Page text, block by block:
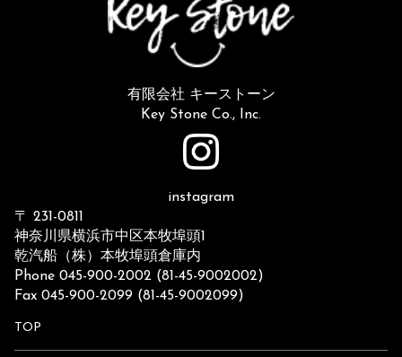
有限会社 キーストーン
Key Stone Co., Inc.
instagram
〒 231-0811
神奈川県横浜市中区本牧埠頭1
乾汽船（株）本牧埠頭倉庫内
Phone 045-900-2002 (81-45-9002002)
Fax 045-900-2099 (81-45-9002099)
TOP